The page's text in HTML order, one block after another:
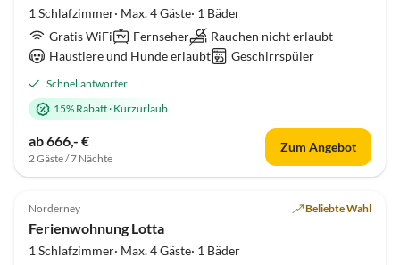
1 Schlafzimmer· Max. 4 Gäste· 1 Bäder
Gratis WiFi
Fernseher
Rauchen nicht erlaubt
Haustiere und Hunde erlaubt
Geschirrspüler
Schnellantworter
15% Rabatt· Kurzurlaub
ab 666,- €
2 Gäste / 7 Nächte
Zum Angebot
5.0 (7)
Norderney Beliebte Wahl
Ferienwohnung Lotta
1 Schlafzimmer· Max. 4 Gäste· 1 Bäder